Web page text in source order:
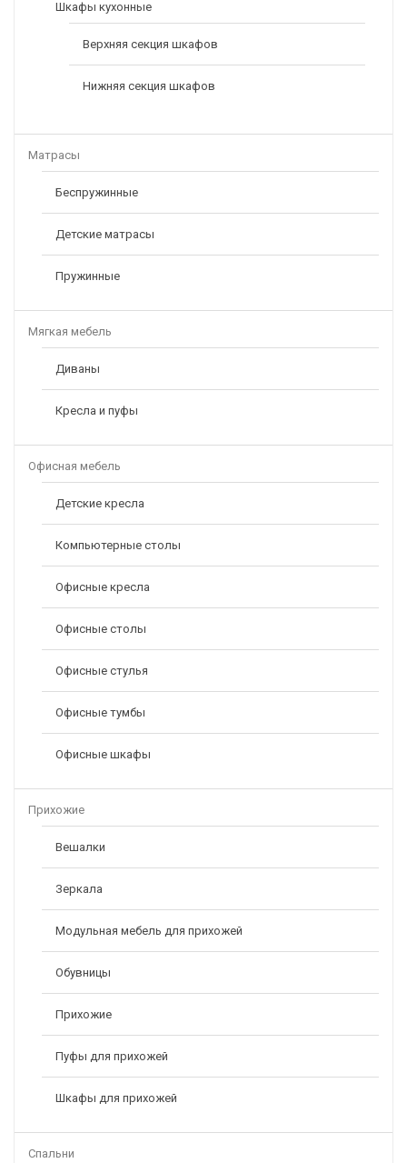
Шкафы кухонные
Верхняя секция шкафов
Нижняя секция шкафов
Матрасы
Беспружинные
Детские матрасы
Пружинные
Мягкая мебель
Диваны
Кресла и пуфы
Офисная мебель
Детские кресла
Компьютерные столы
Офисные кресла
Офисные столы
Офисные стулья
Офисные тумбы
Офисные шкафы
Прихожие
Вешалки
Зеркала
Модульная мебель для прихожей
Обувницы
Прихожие
Пуфы для прихожей
Шкафы для прихожей
Спальни